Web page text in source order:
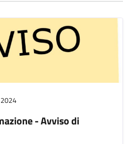
2024
- Avviso di